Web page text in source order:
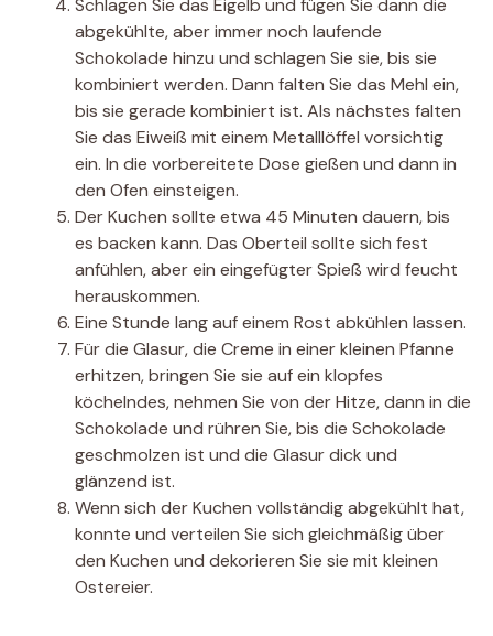
Schlagen Sie das Eigelb und fügen Sie dann die
abgekühlte, aber immer noch laufende
Schokolade hinzu und schlagen Sie sie, bis sie
kombiniert werden. Dann falten Sie das Mehl ein,
bis sie gerade kombiniert ist. Als nächstes falten
Sie das Eiweiß mit einem Metalllöffel vorsichtig
ein. In die vorbereitete Dose gießen und dann in
den Ofen einsteigen.
Der Kuchen sollte etwa 45 Minuten dauern, bis
es backen kann. Das Oberteil sollte sich fest
anfühlen, aber ein eingefügter Spieß wird feucht
herauskommen.
Eine Stunde lang auf einem Rost abkühlen lassen.
Für die Glasur, die Creme in einer kleinen Pfanne
erhitzen, bringen Sie sie auf ein klopfes
köchelndes, nehmen Sie von der Hitze, dann in die
Schokolade und rühren Sie, bis die Schokolade
geschmolzen ist und die Glasur dick und
glänzend ist.
Wenn sich der Kuchen vollständig abgekühlt hat,
konnte und verteilen Sie sich gleichmäßig über
den Kuchen und dekorieren Sie sie mit kleinen
Ostereier.